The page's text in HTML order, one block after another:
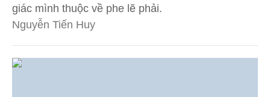
giác mình thuộc về phe lẽ phải.
Nguyễn Tiến Huy